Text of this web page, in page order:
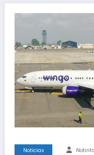
Noticias